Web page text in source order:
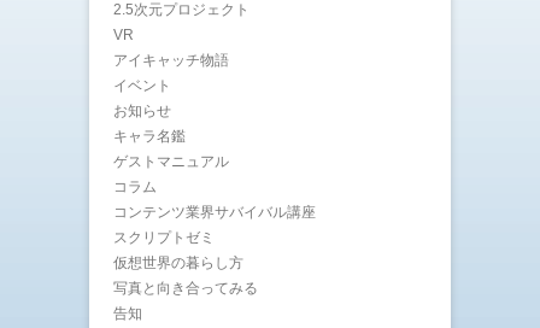
2.5次元プロジェクト
VR
アイキャッチ物語
イベント
お知らせ
キャラ名鑑
ゲストマニュアル
コラム
コンテンツ業界サバイバル講座
スクリプトゼミ
仮想世界の暮らし方
写真と向き合ってみる
告知